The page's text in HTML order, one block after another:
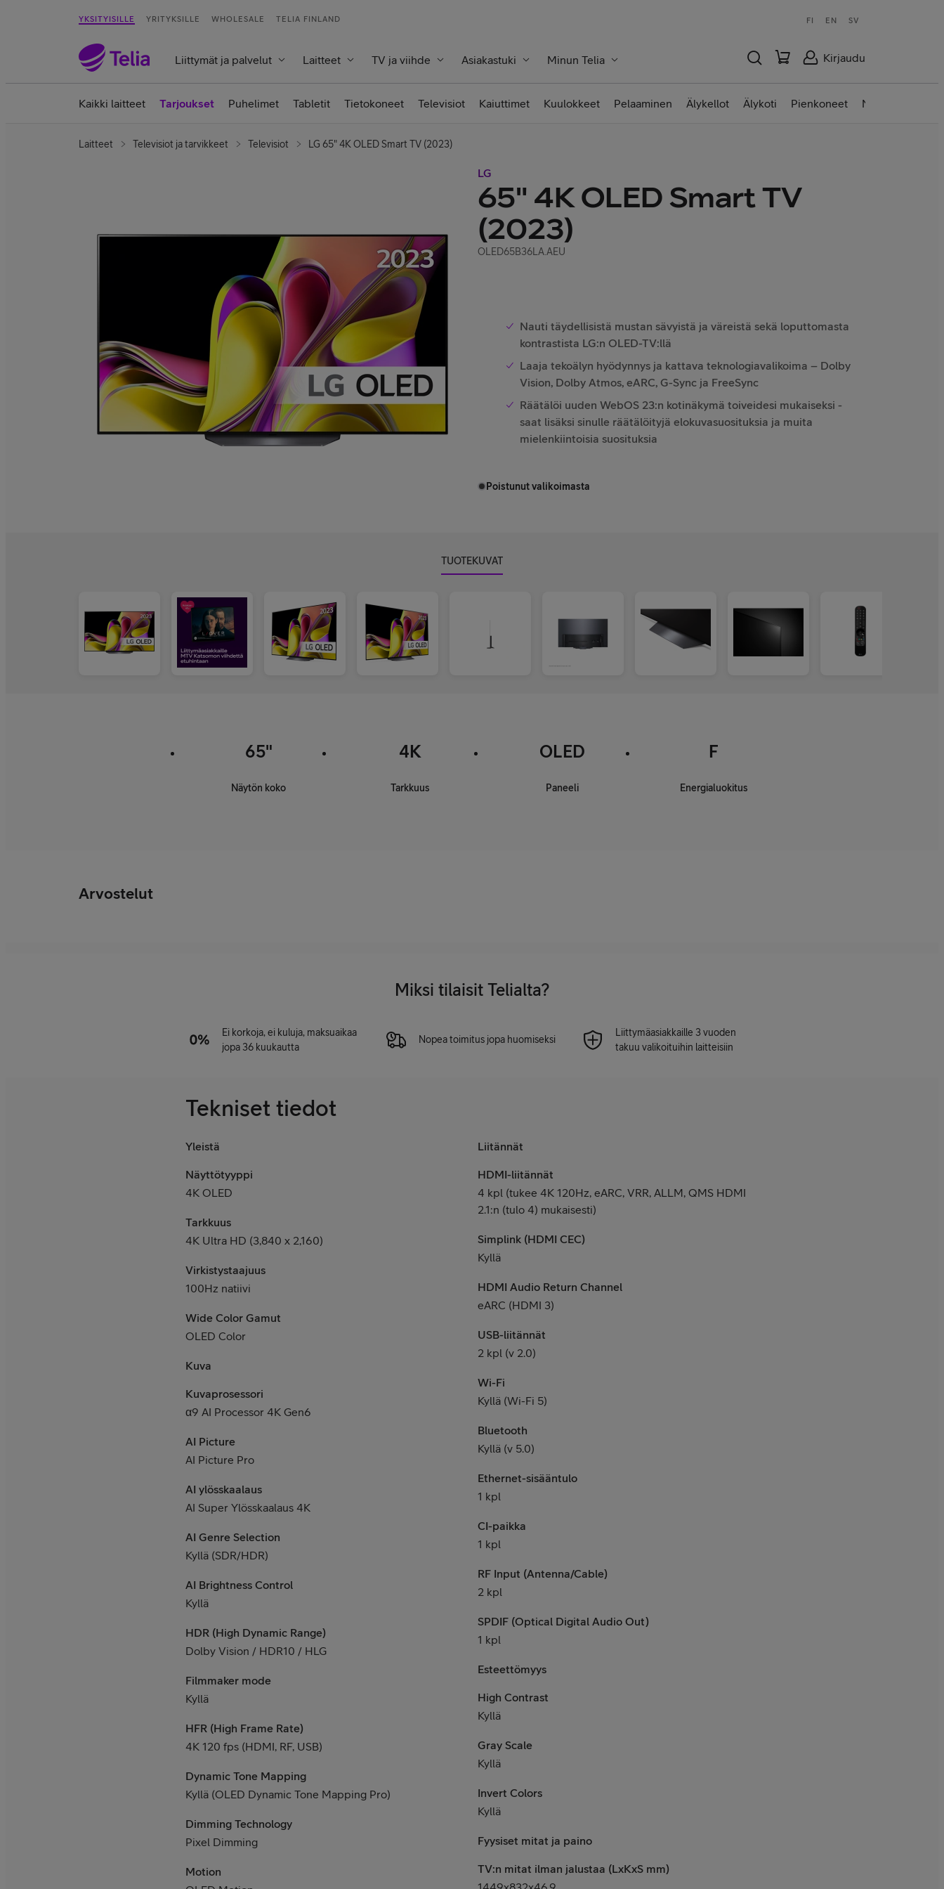
YKSITYISILLE YRITYKSILLE WHOLESALE TELIA FINLAND FI EN SV
Liittymät ja palvelut Laitteet TV ja viihde Asiakastuki Minun Telia Kirjaudu
Kaikki laitteet Tarjoukset Puhelimet Tabletit Tietokoneet Televisiot Kaiuttimet Kuulokkeet Pelaaminen Älykellot Älykoti Pienkoneet Nettilaitteet
Laitteet Televisiot ja tarvikkeet Televisiot LG 65" 4K OLED Smart TV (2023)
LG
65" 4K OLED Smart TV
(2023)
OLED65B36LA.AEU
Nauti täydellisistä mustan sävyistä ja väreistä sekä loputtomasta
kontrastista LG:n OLED-TV:llä
Laaja tekoälyn hyödynnys ja kattava teknologiavalikoima – Dolby
Vision, Dolby Atmos, eARC, G-Sync ja FreeSync
Räätälöi uuden WebOS 23:n kotinäkymä toiveidesi mukaiseksi -
saat lisäksi sinulle räätälöityjä elokuvasuosituksia ja muita
mielenkiintoisia suosituksia
Poistunut valikoimasta
TUOTEKUVAT
65"
Näytön koko
4K
Tarkkuus
OLED
Paneeli
F
Energialuokitus
Arvostelut
Miksi tilaisit Telialta?
Ei korkoja, ei kuluja, maksuaikaa
jopa 36 kuukautta
Nopea toimitus jopa huomiseksi
Liittymäasiakkaille 3 vuoden
takuu valikoituihin laitteisiin
Tekniset tiedot
Yleistä
Näyttötyyppi
4K OLED
Tarkkuus
4K Ultra HD (3,840 x 2,160)
Virkistystaajuus
100Hz natiivi
Wide Color Gamut
OLED Color
Kuva
Kuvaprosessori
α9 AI Processor 4K Gen6
AI Picture
AI Picture Pro
AI ylösskaalaus
AI Super Ylösskaalaus 4K
AI Genre Selection
Kyllä (SDR/HDR)
AI Brightness Control
Kyllä
HDR (High Dynamic Range)
Dolby Vision / HDR10 / HLG
Filmmaker mode
Kyllä
HFR (High Frame Rate)
4K 120 fps (HDMI, RF, USB)
Dynamic Tone Mapping
Kyllä (OLED Dynamic Tone Mapping Pro)
Dimming Technology
Pixel Dimming
Motion
Liitännät
HDMI-liitännät
4 kpl (tukee 4K 120Hz, eARC, VRR, ALLM, QMS HDMI
2.1:n (tulo 4) mukaisesti)
Simplink (HDMI CEC)
Kyllä
HDMI Audio Return Channel
eARC (HDMI 3)
USB-liitännät
2 kpl (v 2.0)
Wi-Fi
Kyllä (Wi-Fi 5)
Bluetooth
Kyllä (v 5.0)
Ethernet-sisääntulo
1 kpl
CI-paikka
1 kpl
RF Input (Antenna/Cable)
2 kpl
SPDIF (Optical Digital Audio Out)
1 kpl
Esteettömyys
High Contrast
Kyllä
Gray Scale
Kyllä
Invert Colors
Kyllä
Fyysiset mitat ja paino
TV:n mitat ilman jalustaa (LxKxS mm)